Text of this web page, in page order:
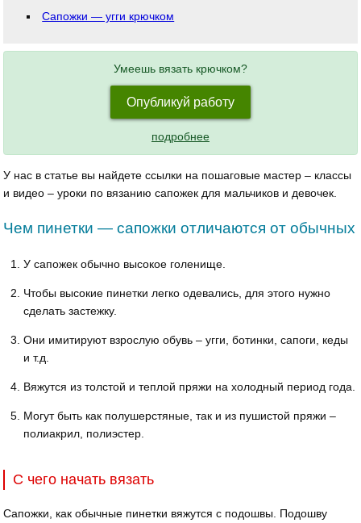
Сапожки — угги крючком
Умеешь вязать крючком?
Опубликуй работу
подробнее
У нас в статье вы найдете ссылки на пошаговые мастер – классы
и видео – уроки по вязанию сапожек для мальчиков и девочек.
Чем пинетки — сапожки отличаются от обычных
У сапожек обычно высокое голенище.
Чтобы высокие пинетки легко одевались, для этого нужно
сделать застежку.
Они имитируют взрослую обувь – угги, ботинки, сапоги, кеды
и т.д.
Вяжутся из толстой и теплой пряжи на холодный период года.
Могут быть как полушерстяные, так и из пушистой пряжи –
полиакрил, полиэстер.
С чего начать вязать
Сапожки, как обычные пинетки вяжутся с подошвы. Подошву